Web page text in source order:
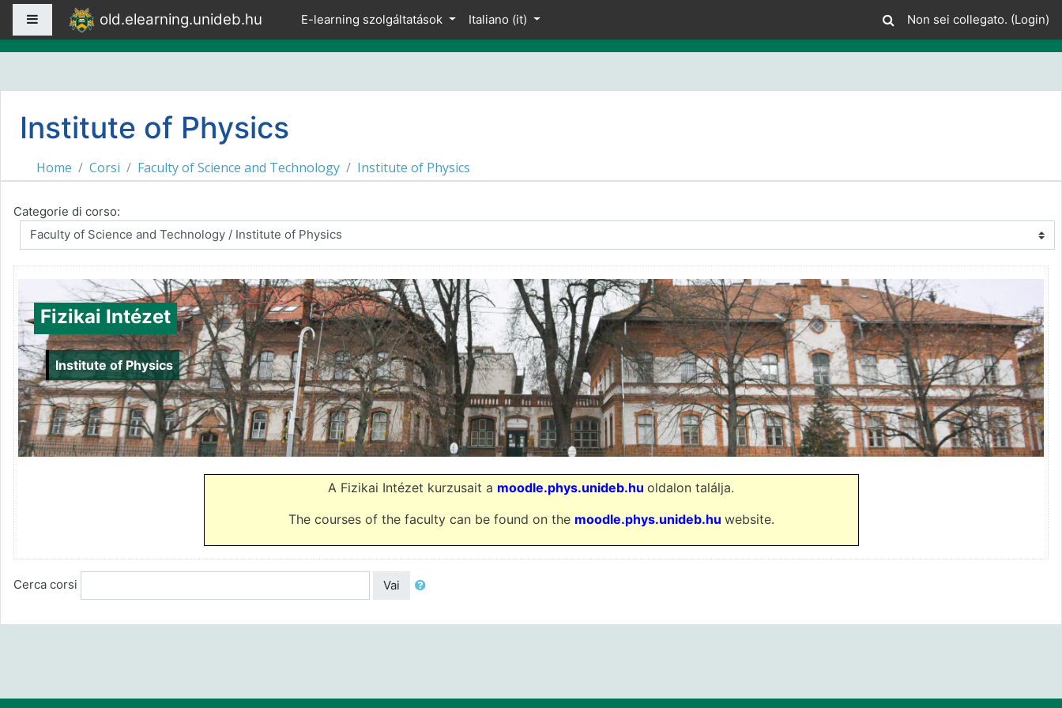
Vai al contenuto principale
Pannello lateraleold.elearning.unideb.hu E-learning szolgáltatások Italiano ‎(it)‎ Non sei collegato. (Login)
Institute of Physics
Home Corsi Faculty of Science and Technology Institute of Physics
Categorie di corso:
Fizikai Intézet
Institute of Physics
A Fizikai Intézet kurzusait a moodle.phys.unideb.hu oldalon találja.
The courses of the faculty can be found on the moodle.phys.unideb.hu website.
Cerca corsi Vai